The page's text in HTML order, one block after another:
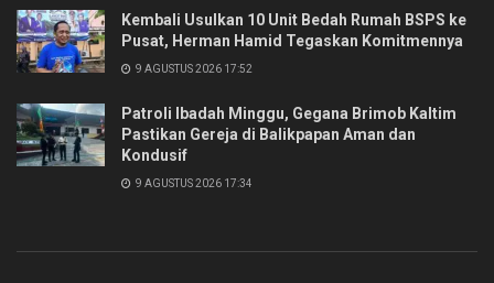
Kembali Usulkan 10 Unit Bedah Rumah BSPS ke
Pusat, Herman Hamid Tegaskan Komitmennya
9 AGUSTUS 2026 17:52
Patroli Ibadah Minggu, Gegana Brimob Kaltim
Pastikan Gereja di Balikpapan Aman dan
Kondusif
9 AGUSTUS 2026 17:34